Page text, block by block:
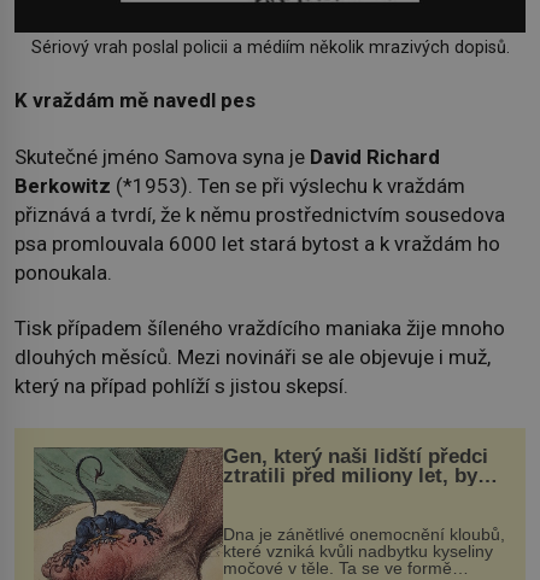
Sériový vrah poslal policii a médiím několik mrazivých dopisů.
K vraždám mě navedl pes
Skutečné jméno Samova syna je David Richard
Berkowitz (*1953). Ten se při výslechu k vraždám
přiznává a tvrdí, že k němu prostřednictvím sousedova
psa promlouvala 6000 let stará bytost a k vraždám ho
ponoukala.
Tisk případem šíleného vraždícího maniaka žije mnoho
dlouhých měsíců. Mezi novináři se ale objevuje i muž,
který na případ pohlíží s jistou skepsí.
Gen, který naši lidští předci
ztratili před miliony let, by
mohl pomoci s léčbou
„nemoci králů“
Dna je zánětlivé onemocnění kloubů,
které vzniká kvůli nadbytku kyseliny
močové v těle. Ta se ve formě